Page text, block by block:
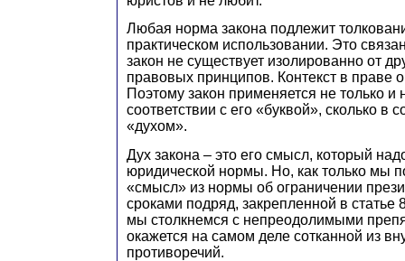
Любая норма закона подлежит
практическом использовании. Это
закон не существует изолированно от
правовых принципов. Контекст в праве
Поэтому закон применяется не только и
соответствии с его «буквой», сколько в
«духом».
Дух закона – это его смысл, который
юридической нормы. Но, как только мы
«смысл» из нормы об ограничении
сроками подряд, закрепленной в статье
мы столкнемся с непреодолимыми
окажется на самом деле сотканной из
противоречий.